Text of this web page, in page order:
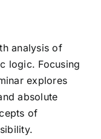
analysis of
logic. Focusing
explores
absolute
of